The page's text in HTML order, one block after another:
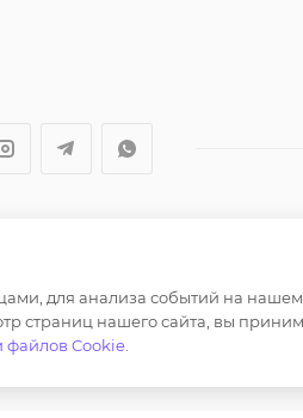
офертой определяемой
opt-milena.ru,
для анализа событий на нашем
страниц нашего сайта, вы
файлов Cookie